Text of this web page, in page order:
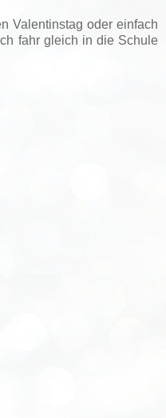
Valentinstag oder einfach
fahr gleich in die Schule